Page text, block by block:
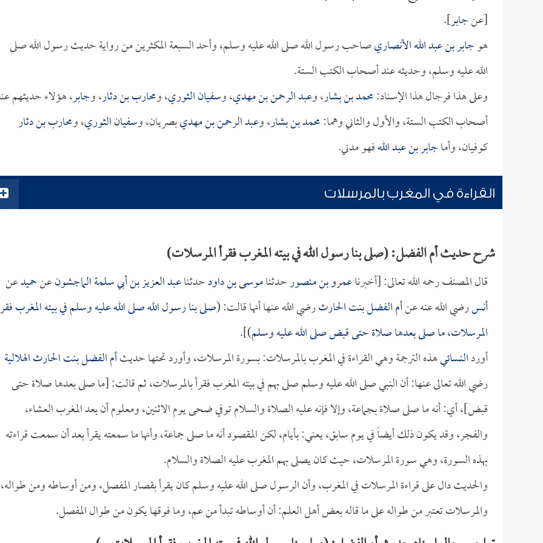
[عنجابر].
هوجابر بن عبد الله الأنصاريصاحب رسول الله صلى الله عليه وسلم، وأحد السبعة المكثرين من رواية حديث رسول الله صلى
الله عليه وسلم، وحديثه عند أصحاب الكتب الستة.
وعلى هذا فرجال هذا الإسناد:محمد بن بشار، وعبد الرحمن بن مهدي، وسفيان الثوري، ومحارب بن دثار، وجابر، هؤلاء حديثهم
أصحاب الكتب الستة، والأول والثاني وهما:محمد بن بشار، وعبد الرحمن بن مهديبصريان، وسفيان الثوري، ومحارب بن دثار
كوفيان، وأماجابر بن عبد اللهفهو مدني.
القراءة في المغرب بالمرسلات
شرح حديث أم الفضل: (صلى بنا رسول الله في بيته المغرب فقرأ المرسلات)
قال المصنف رحمه الله تعالى: [أخبرناعمرو بن منصورحدثناموسى بن داودحدثناعبد العزيز بن أبي سلمة الماجشونعنحميدعن
أنسرضي الله عنه عنأم الفضل بنت الحارثرضي الله عنها أنها قالت: (صلى بنا رسول الله صلى الله عليه وسلم في بيته المغرب
المرسلات، ما صلى بعدها صلاة حتى قبض صلى الله عليه وسلم)].
أوردالنسائيهذه الترجمة وهي القراءة في المغرب بالمرسلات: بسورة المرسلات، وأورد تحتها حديثأم الفضل بنت الحارث الهلالية
رضي الله تعالى عنها: أن النبي صلى الله عليه وسلم صلى بهم في بيته المغرب فقرأ بالمرسلات، ثم قالت: [ما صلى بعدها صلاة حتى
قبض]، أي: أنه ما صلى صلاة بجماعة، وإلا فإنه عليه الصلاة والسلام توفي ضحى يوم الاثنين، ومعلوم أن بعد المغرب العشاء،
والفجر، وقد يكون ذلك أيضاً في يوم سابق، يعني: بأيام، لكن المقصود أنه ما صلى جماعة، وأنها ما سمعته يقرأ بعد أن سمعت قراءته
بهذه السورة، وهي سورة المرسلات، حيث كان يصلى بهم المغرب عليه الصلاة والسلام.
والحديث دال على قراءة المرسلات في المغرب، وأن الرسول صلى الله عليه وسلم كان يقرأ بقصار المفصل، ومن أوساطه ومن طواله،
والمرسلات تعتبر من طواله على ما قاله بعض أهل العلم: أن أوساطه تبدأ من عم، وما فوقها يكون من طوال المفصل.